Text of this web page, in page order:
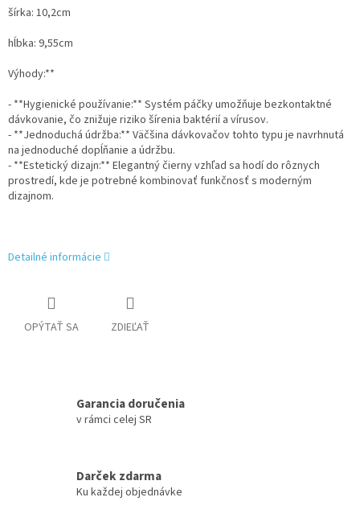
šírka: 10,2cm
hĺbka: 9,55cm
Výhody:**
- **Hygienické používanie:** Systém páčky umožňuje bezkontaktné
dávkovanie, čo znižuje riziko šírenia baktérií a vírusov.
- **Jednoduchá údržba:** Väčšina dávkovačov tohto typu je navrhnutá
na jednoduché dopĺňanie a údržbu.
- **Estetický dizajn:** Elegantný čierny vzhľad sa hodí do rôznych
prostredí, kde je potrebné kombinovať funkčnosť s moderným
dizajnom.
Detailné informácie
OPÝTAŤ SA ZDIEĽAŤ
Garancia doručenia
v rámci celej SR
Darček zdarma
Ku každej objednávke